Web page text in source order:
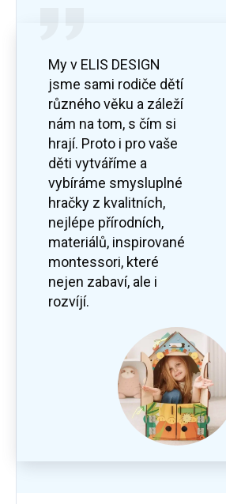
My v ELIS DESIGN
jsme sami rodiče dětí
různého věku a záleží
nám na tom, s čím si
hrají. Proto i pro vaše
děti vytváříme a
vybíráme smysluplné
hračky z kvalitních,
nejlépe přírodních,
materiálů, inspirované
montessori, které
nejen zabaví, ale i
rozvíjí.